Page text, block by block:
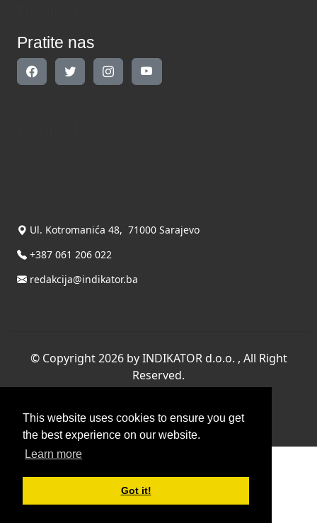
This website uses cookies to ensure you get
the best experience on our website.
Learn more
Got it!
Pratite nas
Ul. Kotromanića 48, 71000 Sarajevo
+387 061 206 022
redakcija@indikator.ba
© Copyright 2026 by INDIKATOR d.o.o. , All Right
Reserved.
Powered by THYME SYSTEMS doo